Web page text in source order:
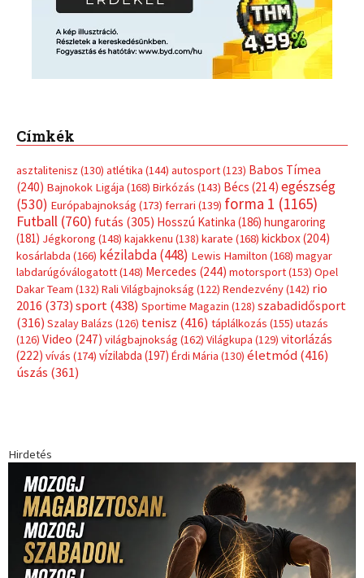
Címkék
asztalitenisz (130) atlétika (144) autosport(123) Babos Tímea
(240) Bajnokok Ligája (168) Birkózás (143) Bécs (214) egészség
(530) Európabajnokság (173) ferrari (139) forma 1 (1165)
Futball (760) futás (305) Hosszú Katinka (186) hungaroring
(181) Jégkorong (148) kajakkenu (138) karate (168) kickbox(204)
kosárlabda (166) kézilabda(448) Lewis Hamilton (168) magyar
labdarúgóválogatott(148) Mercedes (244) motorsport(153) Opel
Dakar Team (132) Rali Világbajnokság (122) Rendezvény(142) rio
2016 (373) sport(438) Sportime Magazin (128) szabadidősport
(316) Szalay Balázs (126) tenisz (416) táplálkozás (155) utazás
(126) Video (247) világbajnokság (162) Világkupa (129) vitorlázás
(222) vívás (174) vízilabda (197) Érdi Mária (130) életmód(416)
úszás (361)
Hirdetés